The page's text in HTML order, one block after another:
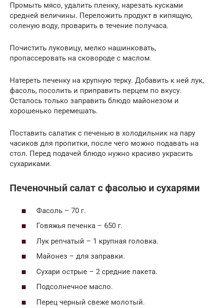
Промыть мясо, удалить пленку, нарезать кусками
средней величины. Переложить продукт в кипящую,
соленую воду, проварить в течение получаса.
Почистить луковицу, мелко нашинковать,
пропассеровать на сковороде с маслом.
Натереть печенку на крупную терку. Добавить к ней лук,
фасоль, посолить и приправить перцем по вкусу.
Осталось только заправить блюдо майонезом и
хорошенько перемешать.
Поставить салатик с печенью в холодильник на пару
часиков для пропитки, после чего можно подавать на
стол. Перед подачей блюдо нужно красиво украсить
сухариками.
Печеночный салат с фасолью и сухарями
Фасоль – 70 г.
Говяжья печенка – 650 г.
Лук репчатый – 1 крупная головка.
Майонез – для заправки.
Сухари острые – 2 средние пакета.
Подсолнечное масло.
Перец черный свеже молотый.